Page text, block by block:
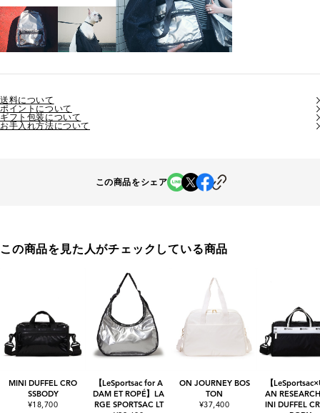
送料について
ポイントについて
ギフト包装について
お手入れ方法について
この商品をシェア
この商品を見た人がチェックしている商品
MINI DUFFEL CRO
SSBODY
¥18,700
【LeSportsac for A
DAM ET ROPÉ】LA
RGE SPORTSAC LT
ON JOURNEY BOS
TON
¥37,400
【
AN
INI DUFFEL